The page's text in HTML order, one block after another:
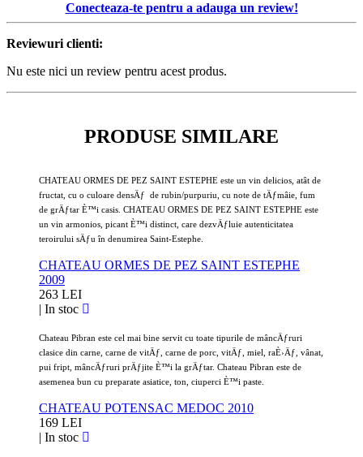
Conecteaza-te pentru a adauga un review!
Reviewuri clienti:
Nu este nici un review pentru acest produs.
PRODUSE SIMILARE
CHATEAU ORMES DE PEZ SAINT ESTEPHE este un vin delicios, atât de
fructat, cu o culoare densÄƒ de rubin/purpuriu, cu note de tÄƒmâie, fum
de grÄƒtar È™i casis. CHATEAU ORMES DE PEZ SAINT ESTEPHE este
un vin armonios, picant È™i distinct, care dezvÄƒluie autenticitatea
teroirului sÄƒu în denumirea Saint-Estephe.
CHATEAU ORMES DE PEZ SAINT ESTEPHE
2009
263 LEI
In stoc
Chateau Pibran este cel mai bine servit cu toate tipurile de mâncÄƒruri
clasice din carne, carne de vitÄƒ, carne de porc, vitÄƒ, miel, raÈ›Äƒ, vânat,
pui fript, mâncÄƒruri prÄƒjite È™i la grÄƒtar. Chateau Pibran este de
asemenea bun cu preparate asiatice, ton, ciuperci È™i paste.
CHATEAU POTENSAC MEDOC 2010
169 LEI
In stoc